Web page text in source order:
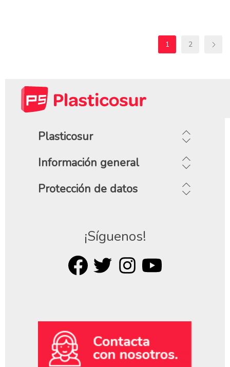
1 2
Plasticosur
Información general
Protección de datos
¡Síguenos!